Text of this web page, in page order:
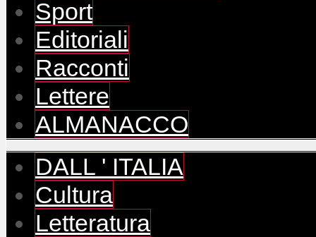
Sport
Editoriali
Racconti
Lettere
ALMANACCO
DALL ' ITALIA
Cultura
Letteratura